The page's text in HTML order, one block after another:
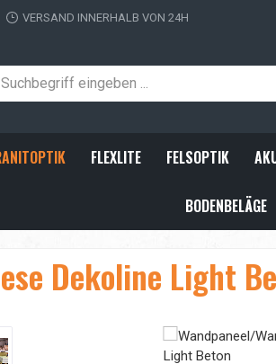
VERSAND INNERHALB VON 24H
FLEXLITE FELSOPTIK
BODENBELÄGE
Dekoline Light